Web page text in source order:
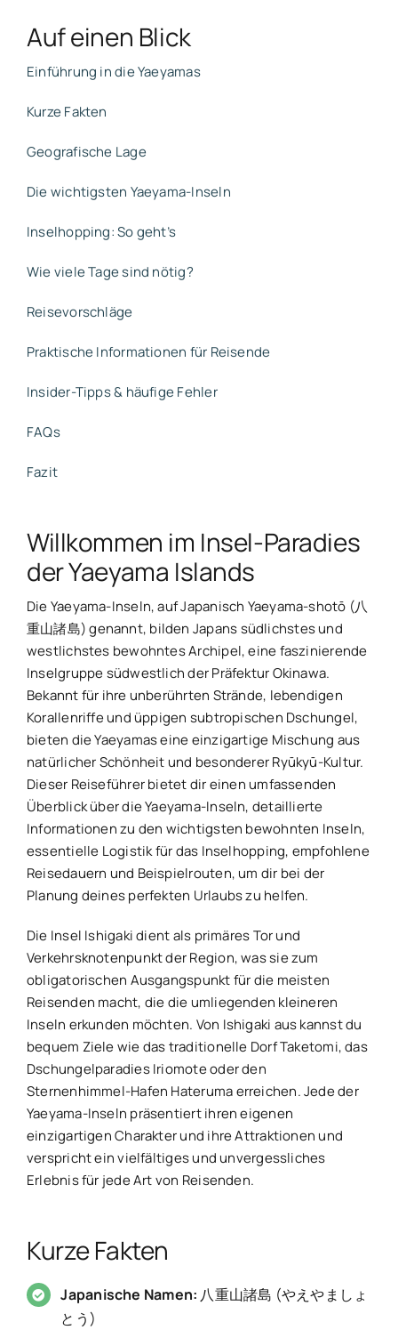
Auf einen Blick
Einführung in die Yaeyamas
Kurze Fakten
Geografische Lage
Die wichtigsten Yaeyama-Inseln
Inselhopping: So geht’s
Wie viele Tage sind nötig?
Reisevorschläge
Praktische Informationen für Reisende
Insider-Tipps & häufige Fehler
FAQs
Fazit
Willkommen im Insel-Paradies
der Yaeyama Islands
Die Yaeyama-Inseln, auf Japanisch Yaeyama-shotō (八
重山諸島) genannt, bilden Japans südlichstes und
westlichstes bewohntes Archipel, eine faszinierende
Inselgruppe südwestlich der Präfektur Okinawa.
Bekannt für ihre unberührten Strände, lebendigen
Korallenriffe und üppigen subtropischen Dschungel,
bieten die Yaeyamas eine einzigartige Mischung aus
natürlicher Schönheit und besonderer Ryūkyū-Kultur.
Dieser Reiseführer bietet dir einen umfassenden
Überblick über die Yaeyama-Inseln, detaillierte
Informationen zu den wichtigsten bewohnten Inseln,
essentielle Logistik für das Inselhopping, empfohlene
Reisedauern und Beispielrouten, um dir bei der
Planung deines perfekten Urlaubs zu helfen.
Die Insel Ishigaki dient als primäres Tor und
Verkehrsknotenpunkt der Region, was sie zum
obligatorischen Ausgangspunkt für die meisten
Reisenden macht, die die umliegenden kleineren
Inseln erkunden möchten. Von Ishigaki aus kannst du
bequem Ziele wie das traditionelle Dorf Taketomi, das
Dschungelparadies Iriomote oder den
Sternenhimmel-Hafen Hateruma erreichen. Jede der
Yaeyama-Inseln präsentiert ihren eigenen
einzigartigen Charakter und ihre Attraktionen und
verspricht ein vielfältiges und unvergessliches
Erlebnis für jede Art von Reisenden.
Kurze Fakten
Japanische Namen: 八重山諸島 (やえやましょ
とう)